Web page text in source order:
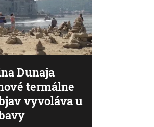
Dunaja
termálne
vyvoláva u